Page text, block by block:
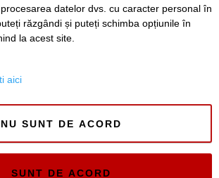
Folosinta Cookie-urilor
datelor dvs. cu caracter personal în
răzgândi și puteți schimba opțiunile în
la acest site.
aici
NU SUNT DE ACORD
SUNT DE ACORD